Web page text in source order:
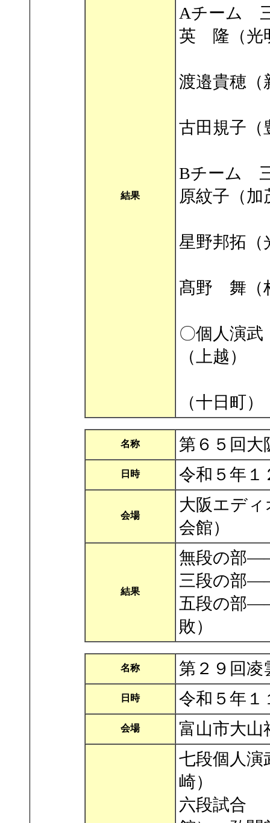
結果
Aチーム
英 隆（光
渡邉貴穂（
古田規子（
Bチーム
原紋子（加
星野邦拓（
髙野 舞（
〇個人演
（上越）
（十日町）
名称 第６５回大
日時 令和５年１
会場
大阪エデ
会館）
結果
無段の部
三段の部
五段の部
敗）
名称 第２９回凌
日時 令和５年１
会場
富山市大山
七段個人
崎）
六段試合